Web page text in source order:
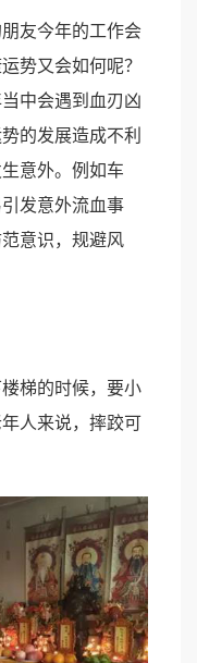
友今年的工作会
势又会如何呢？
中会遇到血刃凶
的发展造成不利
意外。例如车
发意外流血事
意识，规避风
梯的时候，要小
人来说，摔跤可